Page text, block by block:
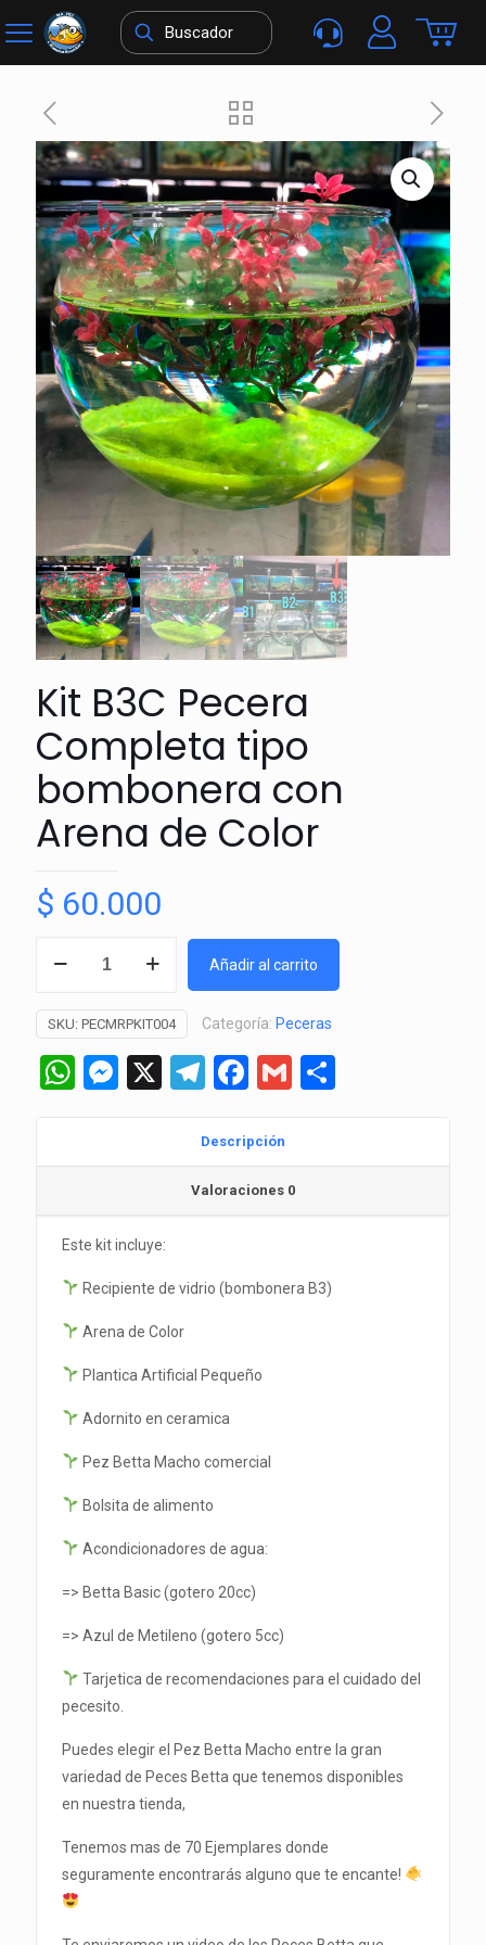
Kit B3C Pecera
Completa tipo
bombonera con
Arena de Color
$ 60.000
Completa
tipo
bombonera
de
cantidad
Añadir al carrito
SKU: PECMRPKIT004 Categoría: Peceras
WhatsApp
Messenger
X Telegram
Facebook
Gmail
Descripción
Valoraciones 0
Este kit incluye:
Recipiente de vidrio (bombonera B3)
Arena de Color
Plantica Artificial Pequeño
Adornito en ceramica
Pez Betta Macho comercial
Bolsita de alimento
Acondicionadores de agua:
=> Betta Basic (gotero 20cc)
=> Azul de Metileno (gotero 5cc)
Tarjetica de recomendaciones para el cuidado del
pecesito.
Puedes elegir el Pez Betta Macho entre la gran
variedad de Peces Betta que tenemos disponibles
en nuestra tienda,
Tenemos mas de 70 Ejemplares donde
seguramente encontrarás alguno que te encante!